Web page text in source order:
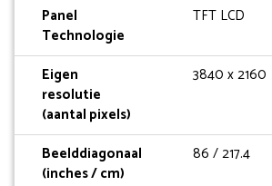
Panel
Technologie
TFT LCD
Eigen
resolutie
(aantal pixels)
3840 x 2160
Beelddiagonaal
(inches / cm)
86 / 217.4